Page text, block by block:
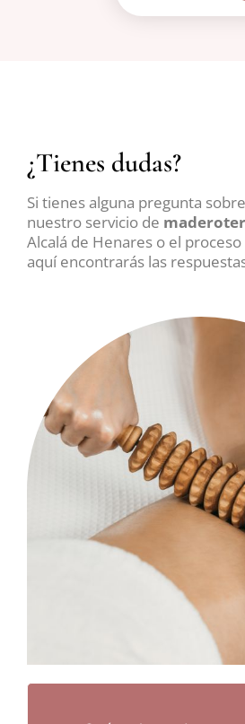
¿Tienes dudas?
Si tienes alguna pregunta
nuestro servicio de
Alcalá de Henares o el
aquí encontrarás las